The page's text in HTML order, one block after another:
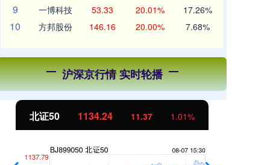
9 一博科技 53.33 20.01% 17.26%
10 方邦股份 146.16 20.00% 7.68%
沪深京行情 实时轮播
北证50 1134.24 11.37 1.01%